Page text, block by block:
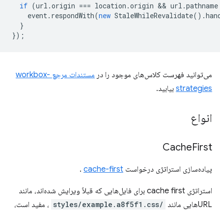
if (url .origin === location .origin && url .pathname
event . respondWith(new StaleWhileRevalidate().
}
});
می‌توانید فهرست کلاس‌های موجود را در
مستندات مرجع workbox-
strategies بیابید.
انواع
CacheFirst
پیاده‌سازی استراتژی درخواست cache-first
.
استراتژی cache first برای فایل‌هایی که قبلاً ویرایش شده‌اند، مانند
URLهایی مانند
/styles/example.a8f5f1.css
، مفید است،